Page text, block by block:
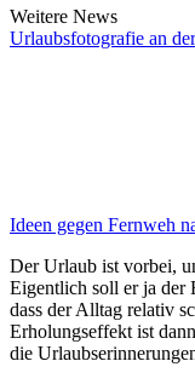
Weitere News
Urlaubsfotografie an
Ideen gegen Fernweh
Der Urlaub ist vorbei,
Eigentlich soll er ja der
dass der Alltag relativ
Erholungseffekt ist
die